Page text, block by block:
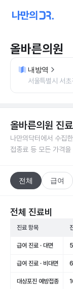
올바른의원
내방역
서울특별시 서
올바른의원 진
나만의닥터에서 수집한
접종료 등 모든 가격을
전체 급여
전체 진료비
진료 항목
급여 진료 · 대면
급여 진료 · 비대면
대상포진 예방접종